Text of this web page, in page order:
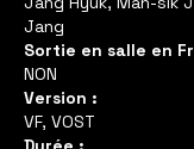
Jang
Sortie en salle en
NON
Version :
VF, VOST